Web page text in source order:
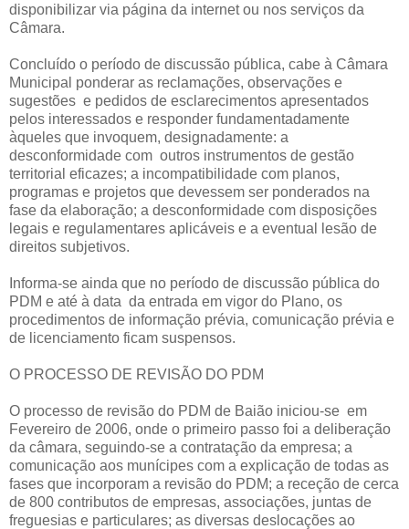
disponibilizar via página da internet ou nos serviços da
Câmara.
Concluído o período de discussão pública, cabe à Câmara
Municipal ponderar as reclamações, observações e
sugestões e pedidos de esclarecimentos apresentados
pelos interessados e responder fundamentadamente
àqueles que invoquem, designadamente: a
desconformidade com outros instrumentos de gestão
territorial eficazes; a incompatibilidade com planos,
programas e projetos que devessem ser ponderados na
fase da elaboração; a desconformidade com disposições
legais e regulamentares aplicáveis e a eventual lesão de
direitos subjetivos.
Informa-se ainda que no período de discussão pública do
PDM e até à data da entrada em vigor do Plano, os
procedimentos de informação prévia, comunicação prévia e
de licenciamento ficam suspensos.
O PROCESSO DE REVISÃO DO PDM
O processo de revisão do PDM de Baião iniciou-se em
Fevereiro de 2006, onde o primeiro passo foi a deliberação
da câmara, seguindo-se a contratação da empresa; a
comunicação aos munícipes com a explicação de todas as
fases que incorporam a revisão do PDM; a receção de cerca
de 800 contributos de empresas, associações, juntas de
freguesias e particulares; as diversas deslocações ao